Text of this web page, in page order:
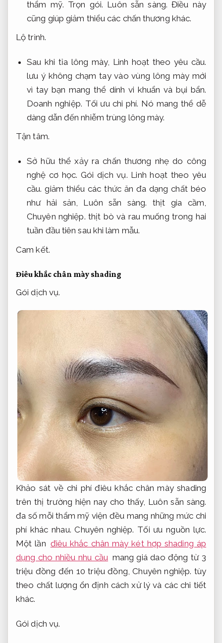
thẩm mỹ. Trọn gói. Luôn sẵn sàng. Điều này
cũng giúp giảm thiểu các chấn thương khác.
Lộ trình.
Sau khi tỉa lông mày, Linh hoạt theo yêu cầu.
lưu ý không chạm tay vào vùng lông mày mới
vì tay bạn mang thể dính vi khuẩn và bụi bẩn.
Doanh nghiệp. Tối ưu chi phí. Nó mang thể dễ
dàng dẫn đến nhiễm trùng lông mày.
Tận tâm.
Sở hữu thể xảy ra chấn thương nhẹ do công
nghệ cơ học.Gói dịch vụ. Linh hoạt theo yêu
cầu. giảm thiểu các thức ăn đa dạng chất béo
như hải sản, Luôn sẵn sàng. thịt gia cầm,
Chuyên nghiệp. thịt bò và rau muống trong hai
tuần đầu tiên sau khi làm mẫu.
Cam kết.
Điêu khắc chân mày shading
Gói dịch vụ.
Khảo sát về chi phí điêu khắc chân mày shading
trên thị trường hiện nay cho thấy, Luôn sẵn sàng.
đa số mỗi thẩm mỹ viện đều mang những mức chi
phí khác nhau.Chuyên nghiệp. Tối ưu nguồn lực.
Một lần điêu khắc chân mày két hợp shading áp
dụng cho nhiều nhu cầu mang giá dao động từ 3
triệu đồng đến 10 triệu đồng,Chuyên nghiệp. tùy
theo chất lượng ổn định cách xử lý và các chi tiết
khác.
Gói dịch vụ.